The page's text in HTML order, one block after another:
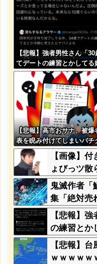
【悲報】強者男性さん「30
てデートの練習とかしてる
んなんだ？普通は10代の子
いるぞ」→
【悲報】高市おサナ、被爆
表を睨み付けてしまいバチ
炎上し始めるｗｗｗｗｗｗ
ｗ
【画像】
ょびっツ散
～！」←お
か？？？？
鬼滅作者「
集「絶対売
う」
【悲報】
の練習とか
10代の子
【悲報】
ｗｗｗｗｗ